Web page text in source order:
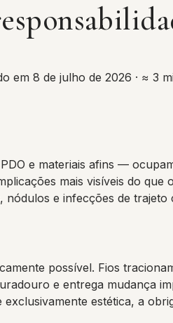
em 8 de julho de 2026 · ≈ 3
e materiais afins —
mais visíveis do que
e infecções de trajeto
possível. Fios
e entrega mudança
estética, a